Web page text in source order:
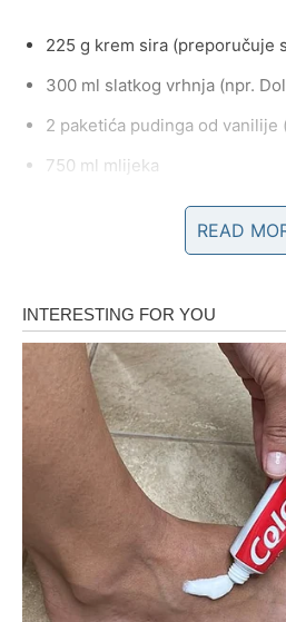
225 g krem sira (preporučuje
300 ml slatkog vrhnja (npr.
2 paketića pudinga od vanilije
750 ml mlijeka
1 vrećica vanilin šećera
READ